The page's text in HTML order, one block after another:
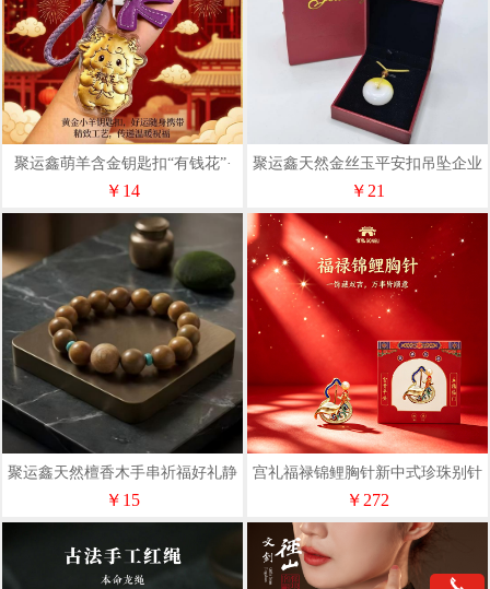
聚运鑫萌羊含金钥匙扣“有钱花”·
羊羊得意·精致皮绳挂件
￥14
聚运鑫天然金丝玉平安扣吊坠企业
保险礼品
￥21
聚运鑫天然檀香木手串祈福好礼静
心养性送礼佳品
￥15
宫礼福禄锦鲤胸针新中式珍珠别针
国风礼盒送妈妈长辈伴手礼
￥272